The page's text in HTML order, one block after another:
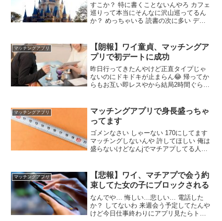
すこか？ 特に書くことないんやろ カフェ
巡りって本当にそんなに沢山巡ってるん
か？ めっちゃいる 読書の次に多い ディ
した方がいい 男でも多いぞカフェ巡り 実
質無趣味で受け身な奴多すぎやろ
マッチングアプリ
【朗報】ワイ童貞、マッチングア
プリで初デートに成功
昨日行ってきたんやけど正直タイプじゃ
ないのにドキドキが止まらん😂 帰ってか
らもお互い即レスやから結局2時間ぐらい
ないとブロックしてくるぞあいつら イッ
チおめでとう 初デートでホテルに誘えよ
誘わないのは失礼だぞ 誘って次でやれば
いい
マッチングアプリ
マッチングアプリで身長盛っちゃ
ってます
ゴメンなさい しゃーない 170にしてます
マッチングしないんや 許してほしい 俺は
盛らないけどなんjでマチアプしてる人の
なん 165㎝が170㎝って盛っててもあっち
ゃえば問題ないみたい ワイ167なんだけ
ど盛ろうかな
マッチングアプリ
【悲報】ワイ、マチアプで会う約
束してた女の子にブロックされる
なんでや… 悔しい…悲しい… 電話した
か？ してないわ 来週会う予定してたんや
けど今日仕事終わりにアプリ見たらトー